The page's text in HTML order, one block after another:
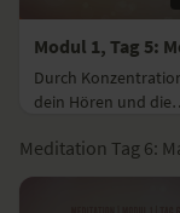
Durch
dein Hören und die
Umgebung, lernst
dein Bewusstsein zu
Meditation Tag 6: